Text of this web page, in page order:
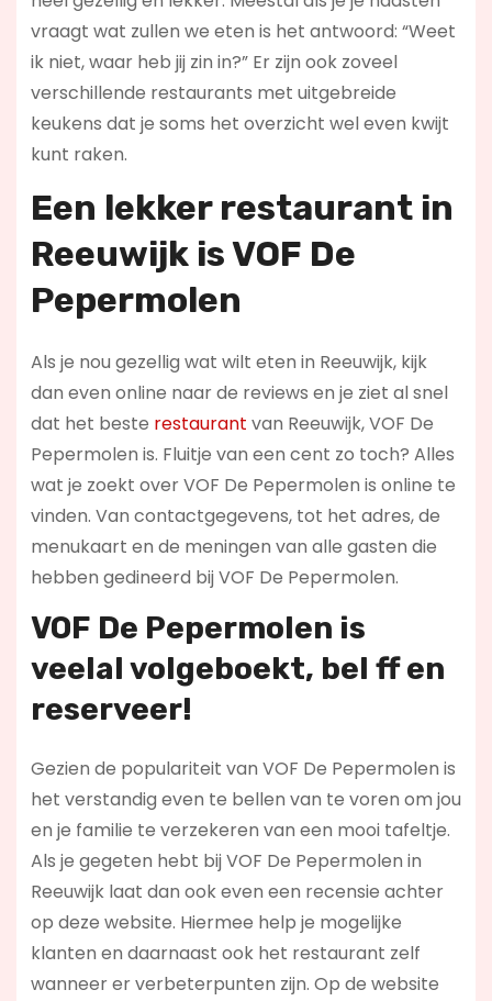
vraagt wat zullen we eten is het antwoord: “Weet
ik niet, waar heb jij zin in?” Er zijn ook zoveel
verschillende restaurants met uitgebreide
keukens dat je soms het overzicht wel even kwijt
kunt raken.
Een lekker restaurant in
Reeuwijk is VOF De
Pepermolen
Als je nou gezellig wat wilt eten in Reeuwijk, kijk
dan even online naar de reviews en je ziet al snel
dat het beste restaurant van Reeuwijk, VOF De
Pepermolen is. Fluitje van een cent zo toch? Alles
wat je zoekt over VOF De Pepermolen is online te
vinden. Van contactgegevens, tot het adres, de
menukaart en de meningen van alle gasten die
hebben gedineerd bij VOF De Pepermolen.
VOF De Pepermolen is
veelal volgeboekt, bel ff en
reserveer!
Gezien de populariteit van VOF De Pepermolen is
het verstandig even te bellen van te voren om jou
en je familie te verzekeren van een mooi tafeltje.
Als je gegeten hebt bij VOF De Pepermolen in
Reeuwijk laat dan ook even een recensie achter
op deze website. Hiermee help je mogelijke
klanten en daarnaast ook het restaurant zelf
wanneer er verbeterpunten zijn. Op de website